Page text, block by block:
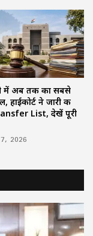
में अब तक का सबसे
हाईकोर्ट ने जारी की
List, देखें पूरी
2026